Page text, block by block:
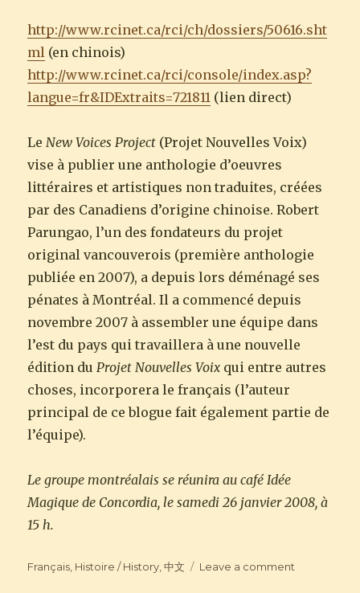
http://www.rcinet.ca/rci/ch/dossiers/50616.sht
ml (en chinois)
http://www.rcinet.ca/rci/console/index.asp?
langue=fr&IDExtraits=721811 (lien direct)
Le New Voices Project (Projet Nouvelles Voix)
vise à publier une anthologie d’oeuvres
littéraires et artistiques non traduites, créées
par des Canadiens d’origine chinoise. Robert
Parungao, l’un des fondateurs du projet
original vancouverois (première anthologie
publiée en 2007), a depuis lors déménagé ses
pénates à Montréal. Il a commencé depuis
novembre 2007 à assembler une équipe dans
l’est du pays qui travaillera à une nouvelle
édition du Projet Nouvelles Voix qui entre autres
choses, incorporera le français (l’auteur
principal de ce blogue fait également partie de
l’équipe).
Le groupe montréalais se réunira au café Idée
Magique de Concordia, le samedi 26 janvier 2008, à
15 h.
Categories
Français Histoire / History ,中文 Leave a comment